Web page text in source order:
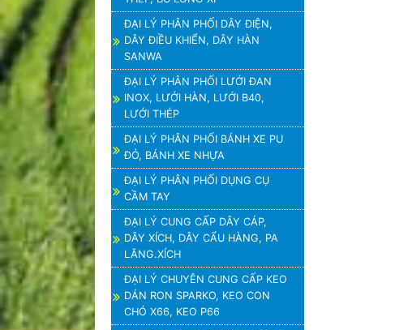
ĐẠI LÝ PHÂN PHỐI DÂY ĐIỆN,
DÂY ĐIỀU KHIỂN, DÂY HÀN
SANWA
ĐẠI LÝ PHÂN PHỐI LƯỚI ĐAN
INOX, LƯỚI HÀN, LƯỚI B40,
LƯỚI THÉP
ĐẠI LÝ PHÂN PHỐI BÁNH XE PU
ĐỎ, BÁNH XE NHỰA
ĐẠI LÝ PHÂN PHỐI DỤNG CỤ
CẦM TAY
ĐẠI LÝ CUNG CẤP DÂY CÁP,
DÂY XÍCH, DÂY CẨU HÀNG, PA
LĂNG.XÍCH
ĐẠI LÝ CHUYÊN CUNG CẤP KEO
DÁN RON SPARKO, KEO CON
CHÓ X66, KEO P66